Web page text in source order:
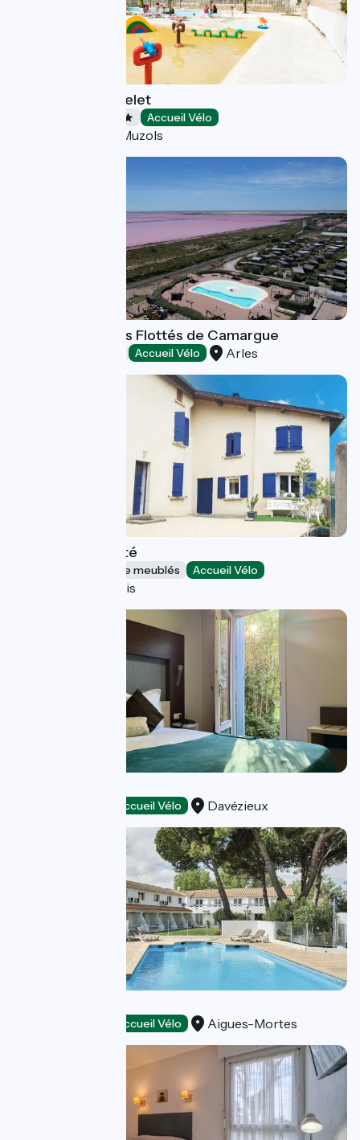
Camping le Castelet
Accueil Vélo
Saint-Jean-de-Muzols
Camping Les Bois Flottés de Camargue
Accueil Vélo Arles
La maison d'à côté
Gîtes et locations de meublés Accueil Vélo
Reventin-Vaugris
Accueil Vélo Davézieux
Accueil Vélo Aigues-Mortes